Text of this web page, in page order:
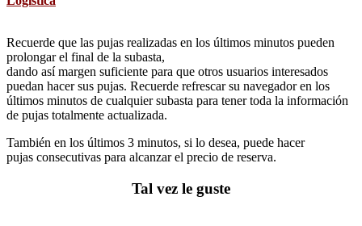
Recuerde que las pujas realizadas en los últimos minutos pueden
prolongar el final de la subasta,
dando así margen suficiente para que otros usuarios interesados
puedan hacer sus pujas. Recuerde refrescar su navegador en los
últimos minutos de cualquier subasta para tener toda la información
de pujas totalmente actualizada.
También en los últimos 3 minutos, si lo desea, puede hacer
pujas consecutivas para alcanzar el precio de reserva.
Tal vez le guste